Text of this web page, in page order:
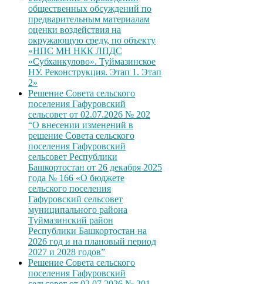
общественных обсуждений по
предварительным материалам
оценки воздействия на
окружающую среду, по объекту
«НПС МН НКК ЛПДС
«Субханкулово». Туймазинское
НУ. Реконструкция. Этап 1. Этап
2»
Решение Совета сельского
поселения Гафуровский
сельсовет от 02.07.2026 № 202
“О внесении изменений в
решение Совета сельского
поселения Гафуровский
сельсовет Республики
Башкортостан от 26 декабря 2025
года № 166 «О бюджете
сельского поселения
Гафуровский сельсовет
муниципального района
Туймазинский район
Республики Башкортостан на
2026 год и на плановый период
2027 и 2028 годов”
Решение Совета сельского
поселения Гафуровский